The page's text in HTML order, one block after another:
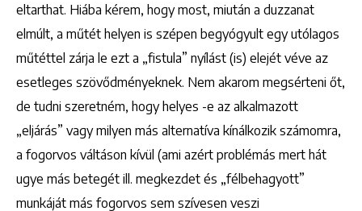
eltarthat. Hiába kérem, hogy most, miután a duzzanat
elmúlt, a műtét helyen is szépen begyógyult egy utólagos
műtéttel zárja le ezt a „fistula” nyílást (is) elejét véve az
esetleges szövődményeknek. Nem akarom megsérteni őt,
de tudni szeretném, hogy helyes -e az alkalmazott
„eljárás” vagy milyen más alternatíva kínálkozik számomra,
a fogorvos váltáson kívül (ami azért problémás mert hát
ugye más betegét ill. megkezdet és „félbehagyott”
munkáját más fogorvos sem szívesen veszi